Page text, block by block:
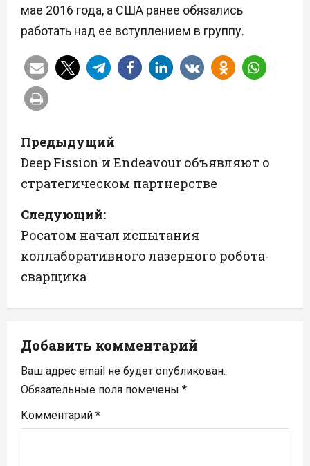
мае 2016 года, а США ранее обязались
работать над ее вступлением в группу.
Н
а
в
и
г
а
ц
и
я
п
о
Предыдущий
Deep Fission и Endeavour объявляют о
стратегическом партнерстве
Следующий:
Росатом начал испытания
коллаборативного лазерного робота-
сварщика
Добавить комментарий
Ваш адрес email не будет опубликован.
Обязательные поля помечены *
Комментарий *